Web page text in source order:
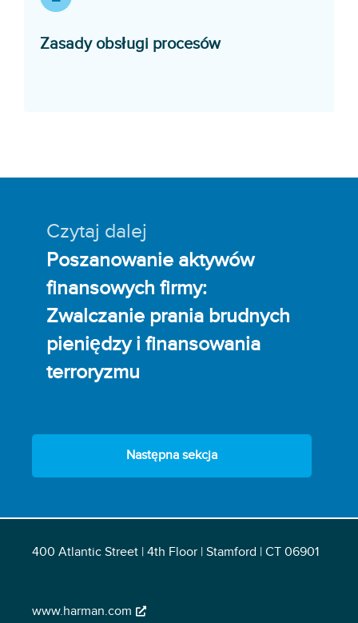
Zasady obsługi procesówOpens in a new
Czytaj dalej
Poszanowanie aktywów
finansowych firmy:
Zwalczanie prania brudnych
pieniędzy i finansowania
terroryzmu
Następna sekcja
400 Atlantic Street | 4th Floor | Stamford | CT 06901
www.harman.com